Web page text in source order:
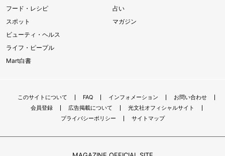
フード・レシピ
スポット
ビューティ・ヘルス
ライフ・ピープル
Mart白書
占い
マガジン
このサイトについて FAQ インフォメーション
お問い合わせ
会員登録
広告掲載について
光文社オフィシャルサイト
プライバシーポリシー
サイトマップ